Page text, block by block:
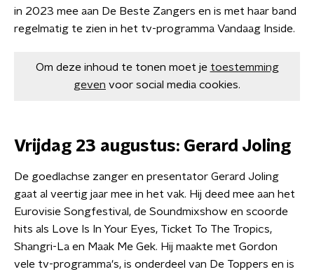
in 2023 mee aan De Beste Zangers en is met haar band
regelmatig te zien in het tv-programma Vandaag Inside.
Om deze inhoud te tonen moet je toestemming
geven voor social media cookies.
Vrijdag 23 augustus: Gerard Joling
De goedlachse zanger en presentator Gerard Joling
gaat al veertig jaar mee in het vak. Hij deed mee aan het
Eurovisie Songfestival, de Soundmixshow en scoorde
hits als Love Is In Your Eyes, Ticket To The Tropics,
Shangri-La en Maak Me Gek. Hij maakte met Gordon
vele tv-programma's, is onderdeel van De Toppers en is